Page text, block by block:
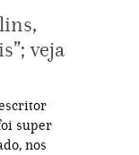
veja
super
nos